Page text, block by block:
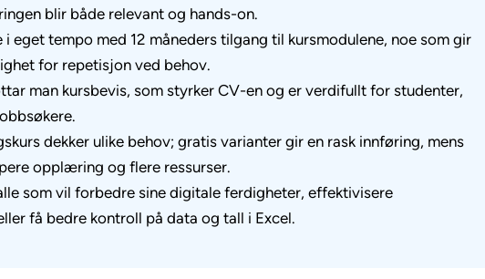
blir både relevant og hands-on.
eget tempo med 12 måneders tilgang til kursmodulene, noe som gir
for repetisjon ved behov.
man kursbevis, som styrker CV-en og er verdifullt for studenter,
dekker ulike behov; gratis varianter gir en rask innføring, mens
opplæring og flere ressurser.
som vil forbedre sine digitale ferdigheter, effektivisere
få bedre kontroll på data og tall i Excel.